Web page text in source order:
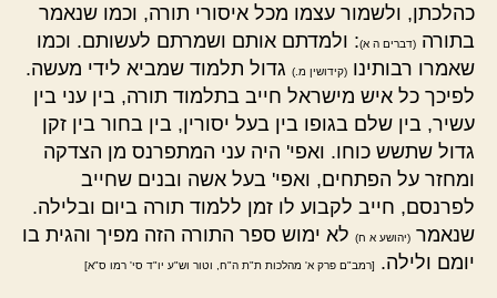
כהלכתן, ולשמור עצמו מכל איסורי תורה, וכמו שנאמר
בתורה (דברים ה א): ולמדתם אותם ושמרתם לעשותם. וכמו
שאמרו רבותינו (קידושין מ.) גדול תלמוד שמביא לידי מעשה.
לפיכך כל איש מישראל חייב בתלמוד תורה, בין עני בין
עשיר, בין שלם בגופו בין בעל יסורין, בין בחור בין זקן
גדול שתשש כוחו. ואפי' היה עני המתפרנס מן הצדקה
ומחזר על הפתחים, ואפי' בעל אשה ובנים שחייב
לפרנסם, חייב לקבוע לו זמן ללמוד תורה ביום ובלילה.
שנאמר (יהושע א ח) לא ימוש ספר התורה הזה מפיך והגית בו
יומם ולילה.
[רמב"ם פרק א' מהלכות ת"ת ה"ח, וטור וש"ע יו"ד סי' רמו ס"א]